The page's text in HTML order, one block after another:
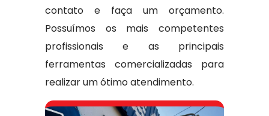
contato e faça um orçamento.
Possuímos os mais competentes
profissionais e as principais
ferramentas comercializadas para
realizar um ótimo atendimento.